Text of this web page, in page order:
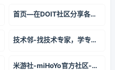
首页—在DOIT社区分享各种DIY项目-DOIT社区
技术邻-找技术专家，学专业知识
米游社-miHoYo官方社区-技术宅拯救世界